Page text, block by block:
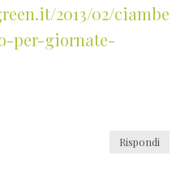
2013/02/ciambe
per-giornate-
Rispondi